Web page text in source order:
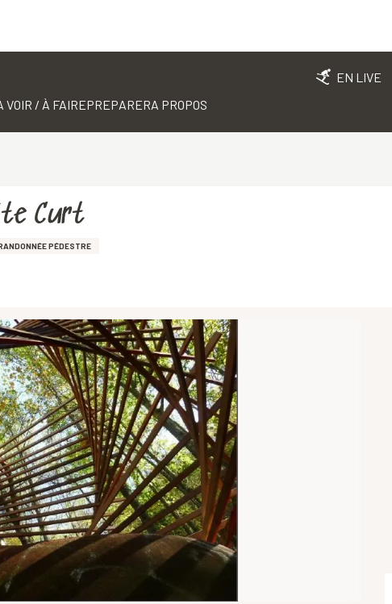
EN LIVE
VOIR / À FAIREPREPARERA PROPOS
Curt
PÉDESTRE